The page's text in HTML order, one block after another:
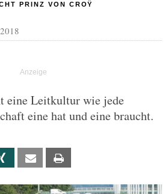
PRINZ VON CROŸ
eine Leitkultur wie jede
eine hat und eine braucht.
Xing Email